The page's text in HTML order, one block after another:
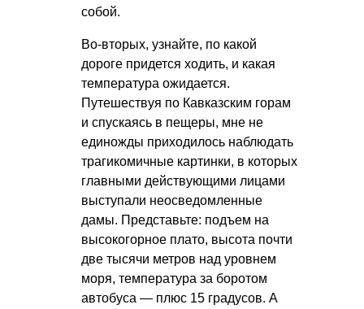
собой.
Во-вторых, узнайте, по какой
дороге придется ходить, и какая
температура ожидается.
Путешествуя по Кавказским горам
и спускаясь в пещеры, мне не
единожды приходилось наблюдать
трагикомичные картинки, в которых
главными действующими лицами
выступали неосведомленные
дамы. Представьте: подъем на
высокогорное плато, высота почти
две тысячи метров над уровнем
моря, температура за боротом
автобуса — плюс 15 градусов. А